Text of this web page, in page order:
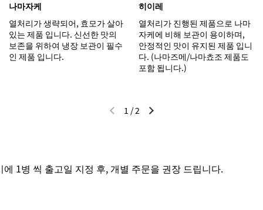
나마자케
열처리가 생략되어, 효모가 살아
있는 제품 입니다. 신선한 맛의
보존을 위하여 냉장 보관이 필수
인 제품 입니다.
히이레
열처리가 진행된 제품으로 나마
자케에 비해 보관이 용이하며,
안정적인 맛이 유지된 제품 입니
다. (나마즈메/나마쵸조 제품도
포함 됩니다.)
이전 슬라이드다음 슬라이드
1 /2
병 씩 출고일 지정 후, 개별 주문을 권장 드립니다.